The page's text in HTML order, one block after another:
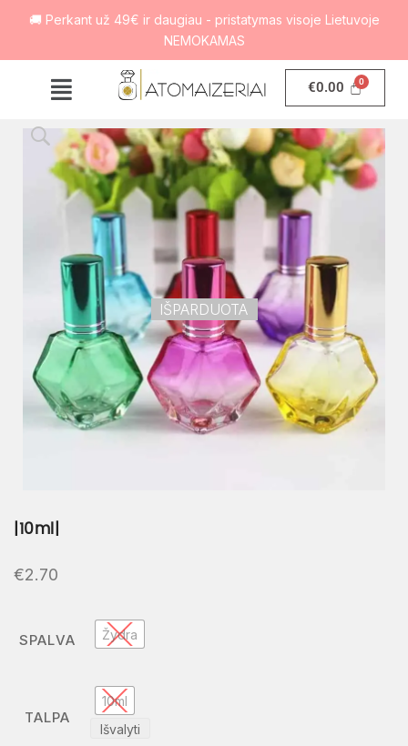
🚚 Perkant už 49€ ir daugiau - pristatymas visoje Lietuvoje
NEMOKAMAS
€0.00
IŠPARDUOTA
|10ml|
€2.70
SPALVA Žydra
TALPA
10ml
Išvalyti